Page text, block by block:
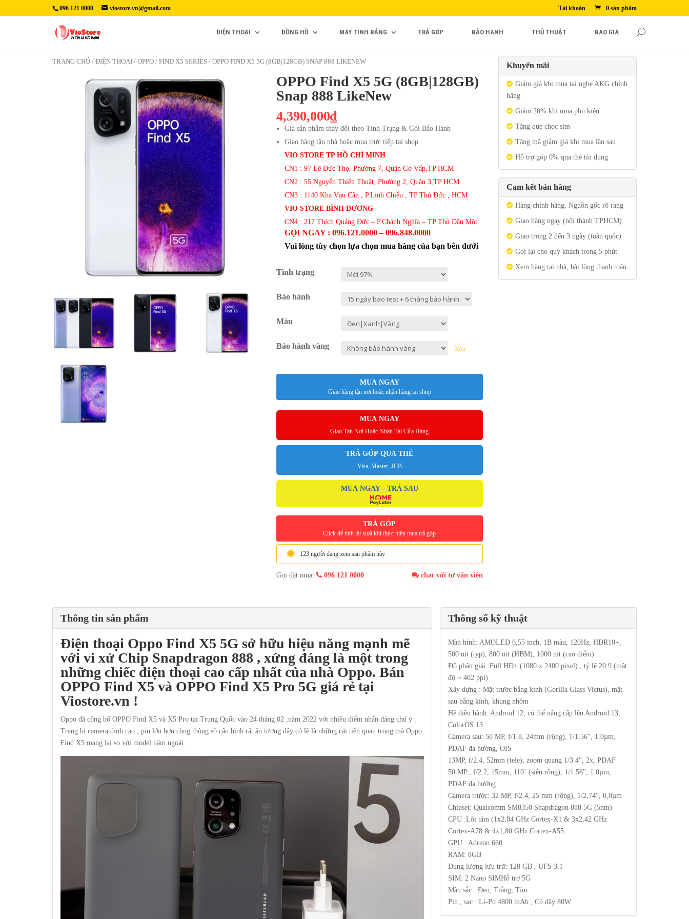
096 121 0000 viostore.vn@gmail.com Tài khoản 0 sản phẩm
ĐIỆN THOẠI ĐỒNG HỒ MÁY TÍNH BẢNG TRẢ GÓP BẢO HÀNH THỦ THUẬT BÁO GIÁ
TRANG CHỦ / ĐIỆN THOẠI / OPPO / FIND X5 SERIES / OPPO FIND X5 5G (8GB|128GB) SNAP 888 LIKENEW
OPPO Find X5 5G (8GB|128GB)
Snap 888 LikeNew
4,390,000₫
Giá sản phẩm thay đổi theo Tình Trạng & Gói Bảo Hành
Giao hàng tận nhà hoặc mua trực tiếp tại shop
VIO STORE TP HỒ CHÍ MINH
CN1 : 97 Lê Đức Thọ, Phường 7, Quận Gò Vấp,TP HCM
CN2 : 55 Nguyễn Thiện Thuật, Phường 2, Quận 3,TP HCM
CN3 : 1140 Kha Vạn Cân , P.Linh Chiểu , TP Thủ Đức , HCM
VIO STORE BÌNH DƯƠNG
CN4 : 217 Thích Quảng Đức – P.Chánh Nghĩa – TP Thủ Dầu Một
GỌI NGAY : 096.121.0000 – 096.848.0000
Vui lòng tùy chọn lựa chọn mua hàng của bạn bên dưới
Tình trạng
Bảo hành
Màu
Bảo hành vàng Xóa
MUA NGAY
Giao hàng tận nơi hoặc nhận hàng tại shop
MUA NGAY
Giao Tận Nơi Hoặc Nhận Tại Cửa Hàng
TRẢ GÓP QUA THẺ
Visa, Master, JCB
MUA NGAY - TRẢ SAU
TRẢ GÓP
Click để tính lãi suất khi thực hiện mua trả góp
123 người đang xem sản phẩm này
Gọi đặt mua: 096 121 0000 chat với tư vấn viên
Khuyến mãi
Giảm giá khi mua tai nghe AKG chính
hãng
Giảm 20% khi mua phụ kiện
Tặng que chọc sim
Tặng mã giảm giá khi mua lần sau
Hổ trợ góp 0% qua thẻ tín dụng
Cam kết bán hàng
Hàng chính hãng. Nguồn gốc rõ ràng
Giao hàng ngay (nội thành TPHCM)
Giao trong 2 đến 3 ngày (toàn quốc)
Gọi lại cho quý khách trong 5 phút
Xem hàng tại nhà, hài lòng thanh toán
Thông số kỹ thuật
Màn hình: AMOLED 6,55 inch, 1B màu, 120Hz, HDR10+,
500 nit (typ), 800 nit (HBM), 1000 nit (cao điểm)
Độ phân giải :Full HD+ (1080 x 2400 pixel) , tỷ lệ 20:9 (mật
độ ~ 402 ppi)
Xây dựng : Mặt trước bằng kính (Gorilla Glass Victus), mặt
sau bằng kính, khung nhôm
Hệ điều hành: Android 12, có thể nâng cấp lên Android 13,
ColorOS 13
Camera sau: 50 MP, f/1.8, 24mm (rộng), 1/1.56", 1.0µm,
PDAF đa hướng, OIS
13MP, f/2.4, 52mm (tele), zoom quang 1/3.4", 2x, PDAF
50 MP , f/2.2, 15mm, 110˚ (siêu rộng), 1/1.56", 1.0µm,
PDAF đa hướng
Camera trước: 32 MP, f/2.4, 25 mm (rộng), 1/2,74", 0,8µm
Chipset: Qualcomm SM8350 Snapdragon 888 5G (5nm)
CPU :Lõi tám (1x2,84 GHz Cortex-X1 & 3x2,42 GHz
Cortex-A78 & 4x1,80 GHz Cortex-A55
GPU : Adreno 660
RAM: 8GB
Dung lượng lưu trữ: 128 GB , UFS 3.1
SIM: 2 Nano SIMHỗ trợ 5G
Màu sắc : Đen, Trắng, Tím
Pin , sạc : Li-Po 4800 mAh , Có dây 80W
Thông tin sản phẩm
Điện thoại Oppo Find X5 5G sở hữu hiệu năng mạnh mẽ
với vi xử Chip Snapdragon 888 , xứng đáng là một trong
những chiếc điện thoại cao cấp nhất của nhà Oppo. Bán
OPPO Find X5 và OPPO Find X5 Pro 5G giá rẻ tại
Viostore.vn !
Oppo đã công bố OPPO Find X5 và X5 Pro tại Trung Quốc vào 24 tháng 02 ,năm 2022 với nhiều điểm nhấn đáng chú ý .
Trang bị camera đỉnh cao , pin lớn hơn cùng thông số cấu hình rất ấn tượng đây có lẽ là những cải tiến quan trọng mà Oppo
Find X5 mang lại so với model năm ngoái.